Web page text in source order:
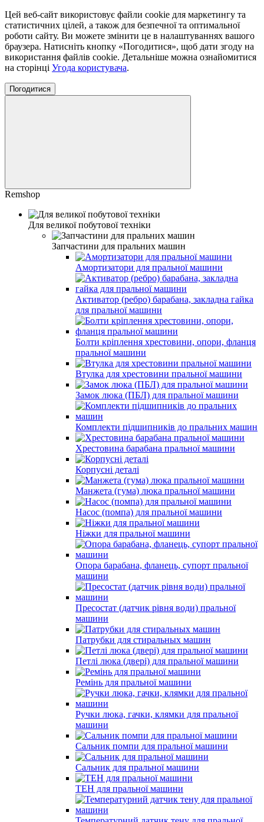
Цей веб-сайт використовує файли cookie для маркетингу та
статистичних цілей, а також для безпечної та оптимальної
роботи сайту. Ви можете змінити це в налаштуваннях вашого
браузера. Натисніть кнопку «Погодитися», щоб дати згоду на
використання файлів cookie. Детальніше можна ознайомитися
на сторінці Угода користувача.
Погодитися
Remshop
Для великої побутової техніки
Запчастини для пральних машин
Амортизатори для пральної машини
Активатор (ребро) барабана, закладна гайка
для пральної машини
Болти кріплення хрестовини, опори, фланця
пральної машини
Втулка для хрестовини пральної машини
Замок люка (ПБЛ) для пральної машини
Комплекти підшипників до пральних машин
Хрестовина барабана пральної машини
Корпусні деталі
Манжета (гума) люка пральної машини
Насос (помпа) для пральної машини
Ніжки для пральної машини
Опора барабана, фланець, супорт пральної
машини
Пресостат (датчик рівня води) пральної
машини
Патрубки для стиральных машин
Петлі люка (двері) для пральної машини
Ремінь для пральної машини
Ручки люка, гачки, клямки для пральної
машини
Сальник помпи для пральної машини
Сальник для пральної машини
ТЕН для пральної машини